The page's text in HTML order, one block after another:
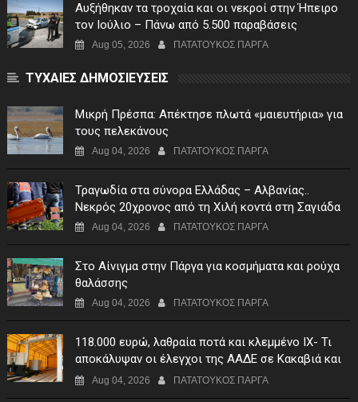
Αυξήθηκαν τα τροχαία και οι νεκροί στην Ήπειρο
τον Ιούλιο – Πάνω από 5.500 παραβάσεις
Aug 05, 2026 ΠΑΤΑΤΟΥΚΟΣ ΠΑΡΓΑ
ΤΥΧΑΙΕΣ ΔΗΜΟΣΙΕΥΣΕΙΣ
Μικρή Πρέσπα: Απέκτησε πλωτά «μαιευτήρια» για
τους πελεκάνους
Aug 04, 2026 ΠΑΤΑΤΟΥΚΟΣ ΠΑΡΓΑ
Τραγωδία στα σύνορα Ελλάδας – Αλβανίας..
Νεκρός 20χρονος από τη Χιλή κοντά στη Σαγιάδα
Aug 04, 2026 ΠΑΤΑΤΟΥΚΟΣ ΠΑΡΓΑ
Στο Αίνιγμα στην Πάργα για κοσμήματα και ρούχα
θαλάσσης
Aug 04, 2026 ΠΑΤΑΤΟΥΚΟΣ ΠΑΡΓΑ
118.000 ευρώ, λαθραία ποτά και κλεμμένο ΙΧ- Τι
αποκάλυψαν οι έλεγχοι της ΑΑΔΕ σε Κακαβιά και
Μαυρομάτι
Aug 04, 2026 ΠΑΤΑΤΟΥΚΟΣ ΠΑΡΓΑ